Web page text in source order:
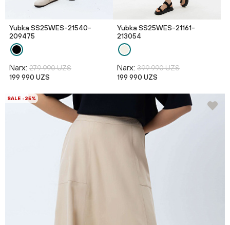
Yubka SS25WES-21540-
209475
Narx: 279 990 UZS
199 990 UZS
Yubka SS25WES-21161-
213054
Narx: 399 990 UZS
199 990 UZS
SALE -25%